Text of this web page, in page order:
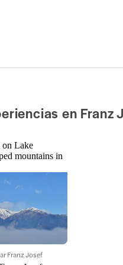
en Franz
on Lake
mountains in
Franz Josef